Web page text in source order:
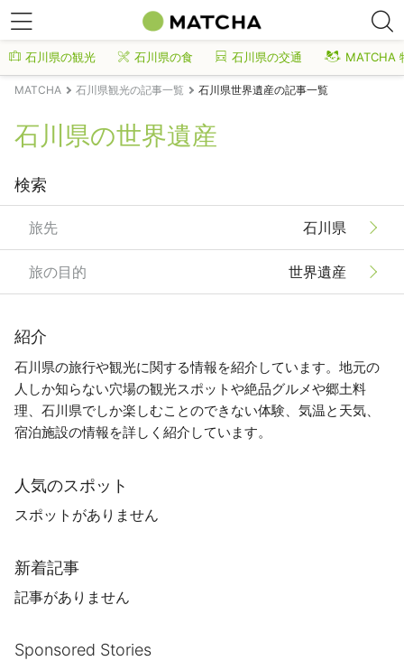
石川県の観光 石川県の食 石川県の交通 MATCHA
MATCHA 石川県観光の記事一覧 石川県世界遺産の記事一覧
石川県の世界遺産
検索
旅先 石川県
旅の目的 世界遺産
紹介
石川県の旅行や観光に関する情報を紹介しています。地元の
人しか知らない穴場の観光スポットや絶品グルメや郷土料
理、石川県でしか楽しむことのできない体験、気温と天気、
宿泊施設の情報を詳しく紹介しています。
人気のスポット
スポットがありません
新着記事
記事がありません
Sponsored Stories